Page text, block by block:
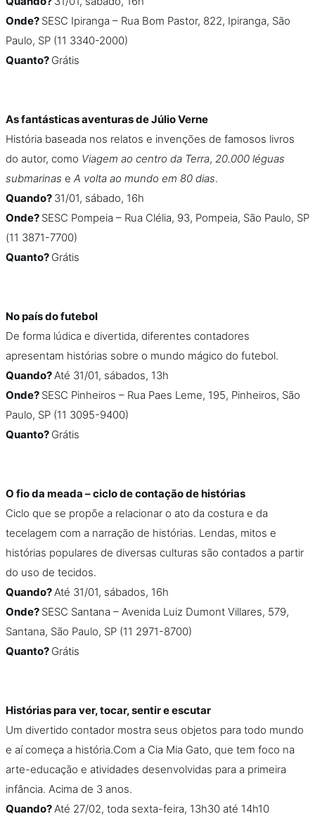
Onde? SESC Ipiranga – Rua Bom Pastor, 822, Ipiranga, São
Paulo, SP (11 3340-2000)
Quanto? Grátis
As fantásticas aventuras de Júlio Verne
História baseada nos relatos e invenções de famosos livros
do autor, como Viagem ao centro da Terra, 20.000 léguas
submarinas e A volta ao mundo em 80 dias.
Quando? 31/01, sábado, 16h
Onde? SESC Pompeia – Rua Clélia, 93, Pompeia, São Paulo, SP
(11 3871-7700)
Quanto? Grátis
No país do futebol
De forma lúdica e divertida, diferentes contadores
apresentam histórias sobre o mundo mágico do futebol.
Quando?Até 31/01, sábados, 13h
Onde? SESC Pinheiros – Rua Paes Leme, 195, Pinheiros, São
Paulo, SP (11 3095-9400)
Quanto? Grátis
O fio da meada – ciclo de contação de histórias
Ciclo que se propõe a relacionar o ato da costura e da
tecelagem com a narração de histórias. Lendas, mitos e
histórias populares de diversas culturas são contados a partir
do uso de tecidos.
Quando?Até 31/01, sábados, 16h
Onde? SESC Santana – Avenida Luiz Dumont Villares, 579,
Santana, São Paulo, SP (11 2971-8700)
Quanto? Grátis
Histórias para ver, tocar, sentir e escutar
Um divertido contador mostra seus objetos para todo mundo
e aí começa a história.Com a Cia Mia Gato, que tem foco na
arte-educação e atividades desenvolvidas para a primeira
infância. Acima de 3 anos.
Quando?Até 27/02, toda sexta-feira, 13h30 até 14h10